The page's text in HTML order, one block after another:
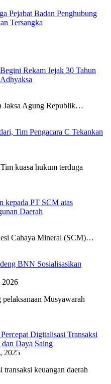
Pejabat Badan Penghubung
Tersangka
Rekam Jejak 30 Tahun
Jaksa Agung Republik…
Tim Pengacara C Tekankan
kuasa hukum terduga
kepada PT SCM atas
Daerah
Cahaya Mineral (SCM)…
BNN Sosialisasikan
2026
Musyawarah
Digitalisasi Transaksi
Daya Saing
2025
keuangan daerah